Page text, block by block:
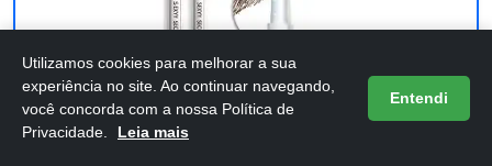
Utilizamos cookies para melhorar a sua
experiência no site. Ao continuar navegando,
você concorda com a nossa Política de
Privacidade.
Leia mais
Entendi